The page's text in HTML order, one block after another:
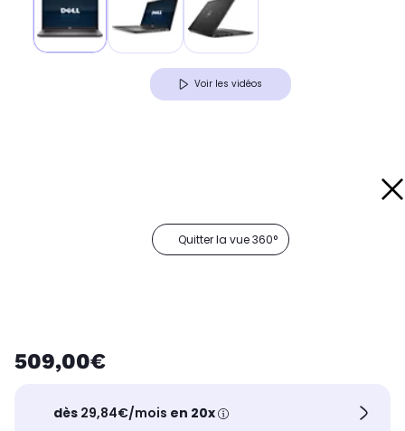
Voir les vidéos
Quitter la vue 360°
509,00€
dès 29,84€/mois en 20x